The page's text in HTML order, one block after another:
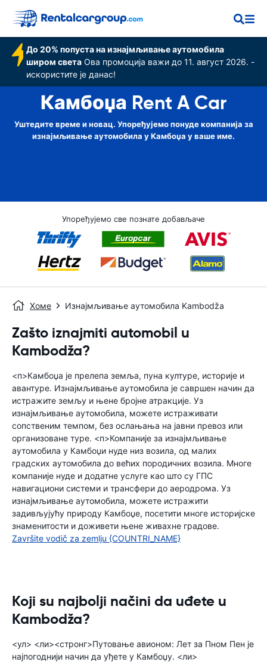
До 20% попуста на изнајмљивање аутомобила
широм света Ова промоција важи до 11. август 2026. -
искористите је данас!
Камбоџа Rent A Car
Уштедите време и новац. Упоређујемо понуде компанија за
изнајмљивање аутомобила у Камбоџа у ваше име.
Упоређујемо све познате добављаче
Хоме Изнајмљивање аутомобила Kambodža
Zašto iznajmiti automobil u
Kambodža?
<п>Камбоџа је прелепа земља, пуна културе, историје и
авантуре. Изнајмљивање аутомобила је савршен начин да
истражите земљу и њене бројне атракције. Уз
изнајмљивање аутомобила, можете истраживати
сопственим темпом, без ослањања на јавни превоз или
организоване туре. <п>Компаније за изнајмљивање
аутомобила у Камбоџи нуде низ возила, од малих
градских аутомобила до већих породичних возила. Многе
компаније нуде и додатне услуге као што су ГПС
навигациони системи и трансфери до аеродрома. Уз
изнајмљивање аутомобила, можете истражити
задивљујућу природу Камбоџе, посетити многе историјске
знаменитости и доживети њене живахне градове.
Završite vodič za zemlju {COUNTRI_NAME}
Koji su najbolji načini da uđete u
Kambodža?
<ул> <ли><стронг>Путовање авионом: Лет за Пном Пен је
најпогоднији начин да уђете у Камбоџу. <ли>